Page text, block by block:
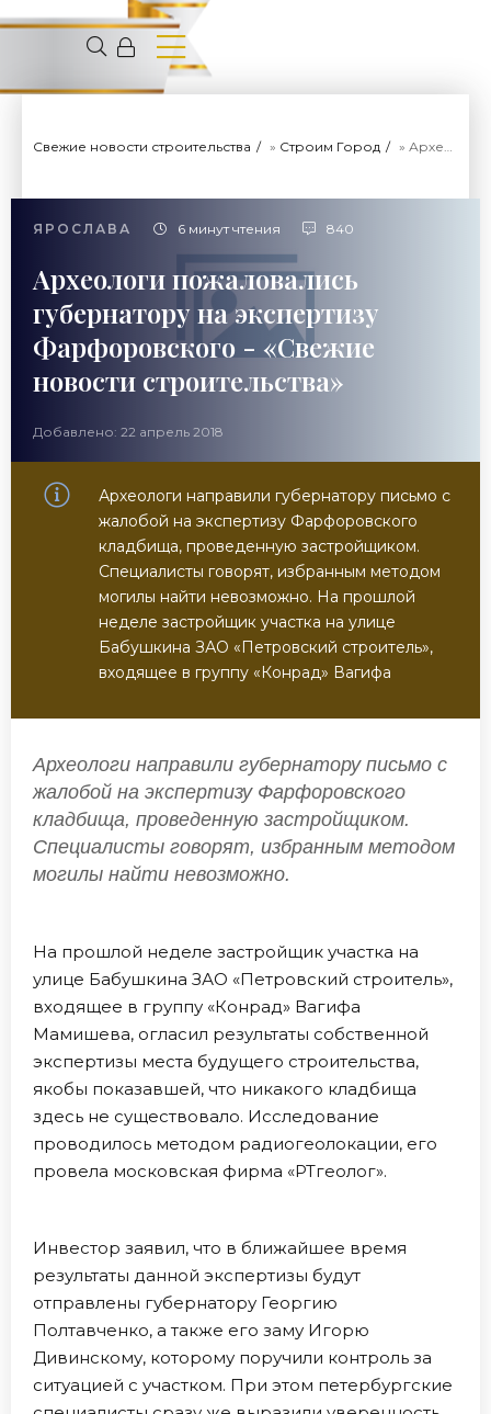
Свежие новости строительства » Строим Город » Археологи пожаловались губернатору на экспертизу Фарфоровского - «Свежие новости строительства»
ЯРОСЛАВА 6 минут чтения 840
Археологи пожаловались
губернатору на экспертизу
Фарфоровского - «Свежие
новости строительства»
Добавлено: 22 апрель 2018
Археологи направили губернатору письмо с
жалобой на экспертизу Фарфоровского
кладбища, проведенную застройщиком.
Специалисты говорят, избранным методом
могилы найти невозможно. На прошлой
неделе застройщик участка на улице
Бабушкина ЗАО «Петровский строитель»,
входящее в группу «Конрад» Вагифа
Археологи направили губернатору письмо с
жалобой на экспертизу Фарфоровского
кладбища, проведенную застройщиком.
Специалисты говорят, избранным методом
могилы найти невозможно.
На прошлой неделе застройщик участка на
улице Бабушкина ЗАО «Петровский строитель»,
входящее в группу «Конрад» Вагифа
Мамишева, огласил результаты собственной
экспертизы места будущего строительства,
якобы показавшей, что никакого кладбища
здесь не существовало. Исследование
проводилось методом радиогеолокации, его
провела московская фирма «РТгеолог».
Инвестор заявил, что в ближайшее время
результаты данной экспертизы будут
отправлены губернатору Георгию
Полтавченко, а также его заму Игорю
Дивинскому, которому поручили контроль за
ситуацией с участком. При этом петербургские